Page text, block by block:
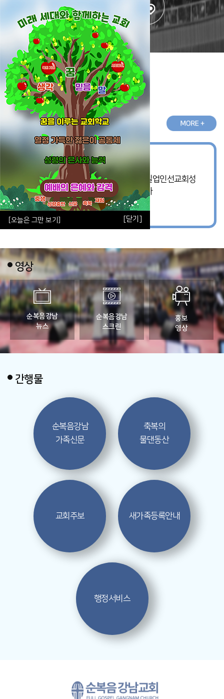
[오늘은 그만 보기] [닫기]
교회소식
공지사항
실업인선교회 신년축복성회
일시 : 1월 26일(주일) 오후1시 장소 : 실업인선교회성
전(비전센터2층) 말씀 : 이장균 담임목사
m o r e
영상
순복음강남
뉴스
순복음강남
스크린
홍보
영상
간행물
순복음강남
가족신문
축복의
물댄동산
교회주보 새가족등록안내
행정서비스